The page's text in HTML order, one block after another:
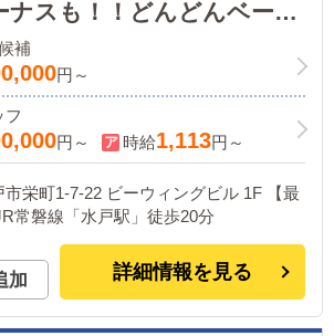
ナスも！！どんどんベース
かり稼いでいただけます。
あります
補
円～
フ
円～ 時給1,113円～
栄町1-7-22 ビーウィングビル 1F 【最
常磐線「水戸駅」徒歩20分
加 詳細情報を見る